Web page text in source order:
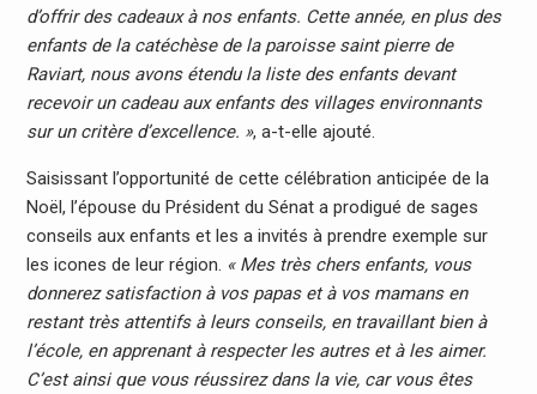
d’offrir des cadeaux à nos enfants. Cette année, en plus des
enfants de la catéchèse de la paroisse saint pierre de
Raviart, nous avons étendu la liste des enfants devant
recevoir un cadeau aux enfants des villages environnants
sur un critère d’excellence. », a-t-elle ajouté.
Saisissant l’opportunité de cette célébration anticipée de la
Noël, l’épouse du Président du Sénat a prodigué de sages
conseils aux enfants et les a invités à prendre exemple sur
les icones de leur région. « Mes très chers enfants, vous
donnerez satisfaction à vos papas et à vos mamans en
restant très attentifs à leurs conseils, en travaillant bien à
l’école, en apprenant à respecter les autres et à les aimer.
C’est ainsi que vous réussirez dans la vie, car vous êtes